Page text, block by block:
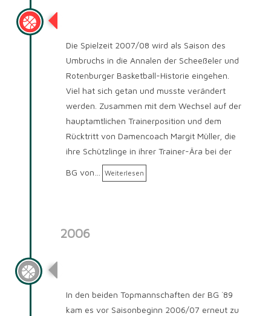
Die Spielzeit 2007/08 wird als Saison des
Umbruchs in die Annalen der Scheeßeler und
Rotenburger Basketball-Historie eingehen.
Viel hat sich getan und musste verändert
werden. Zusammen mit dem Wechsel auf der
hauptamtlichen Trainerposition und dem
Rücktritt von Damencoach Margit Müller, die
ihre Schützlinge in ihrer Trainer-Ära bei der
BG von… Weiterlesen
2006
In den beiden Topmannschaften der BG ´89
kam es vor Saisonbeginn 2006/07 erneut zu